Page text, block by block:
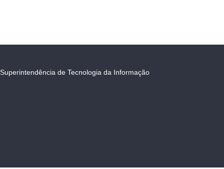
Superintendência de Tecnologia da Informação